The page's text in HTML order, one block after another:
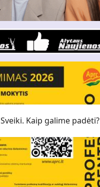
Sveiki. Kaip galime padėti?